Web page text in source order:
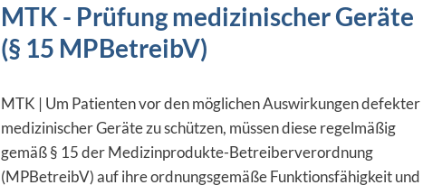
MTK - Prüfung medizinischer Geräte
(§ 15 MPBetreibV)
MTK | Um Patienten vor den möglichen Auswirkungen defekter
medizinischer Geräte zu schützen, müssen diese regelmäßig
gemäß § 15 der Medizinprodukte-Betreiberverordnung
(MPBetreibV) auf ihre ordnungsgemäße Funktionsfähigkeit und